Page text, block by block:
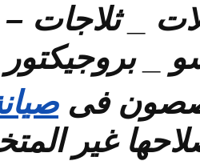
_ ثلاجات
_ بروجيكتور
فى
غير